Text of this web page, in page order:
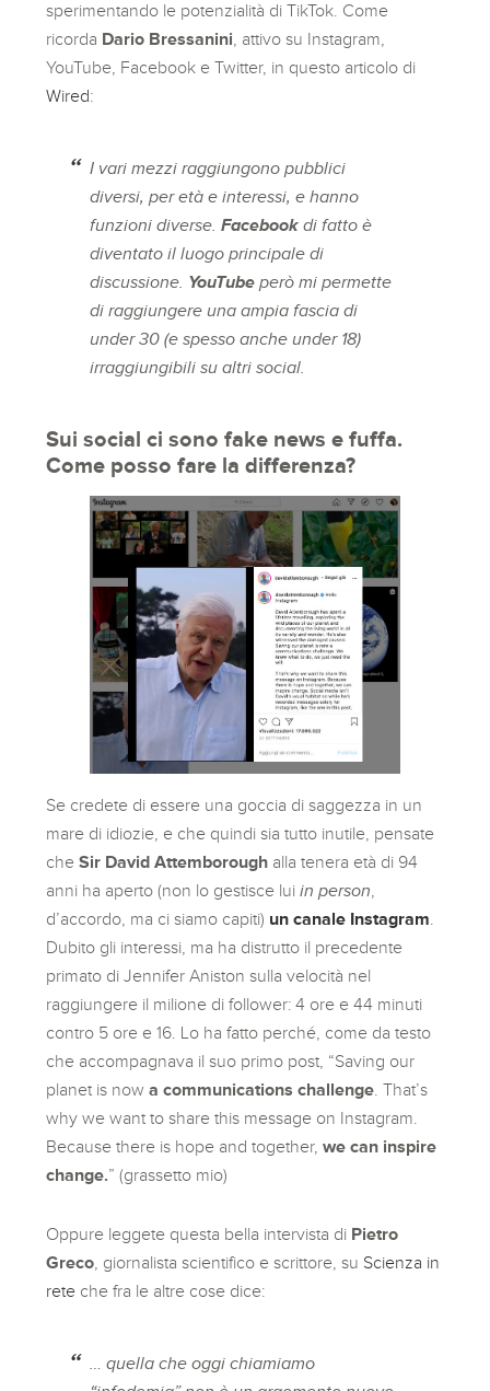
sperimentando le potenzialità di TikTok. Come
ricorda Dario Bressanini, attivo su Instagram,
YouTube, Facebook e Twitter, in questo articolo di
Wired:
I vari mezzi raggiungono pubblici
diversi, per età e interessi, e hanno
funzioni diverse.Facebook di fatto è
diventato il luogo principale di
discussione. YouTube però mi permette
di raggiungere una ampia fascia di
under 30 (e spesso anche under 18)
irraggiungibili su altri social.
Sui social ci sono fake news e fuffa.
Come posso fare la differenza?
Se credete di essere una goccia di saggezza in un
mare di idiozie, e che quindi sia tutto inutile, pensate
cheSir David Attemborough alla tenera età di 94
anni ha aperto (non lo gestisce luiin person
d’accordo, ma ci siamo capiti) un canale Instagram
Dubito gli interessi, ma ha distrutto il precedente
primato di Jennifer Aniston sulla velocità nel
raggiungere il milione di follower: 4 ore e 44 minuti
contro 5 ore e 16. Lo ha fatto perché, come da testo
che accompagnava il suo primo post, “Saving our
planet is nowa communications challenge . That’s
why we want to share this message on Instagram.
Because there is hope and together,we can inspire
change.” (grassetto mio)
Oppure leggete questa bella intervista di Pietro
Greco , giornalista scientifico e scrittore, su Scienza in
rete che fra le altre cose dice:
… quella che oggi chiamiamo